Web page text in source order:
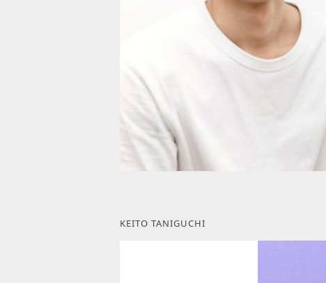
KEITO TANIGUCHI